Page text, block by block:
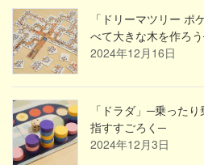
「ドリーマツリー
べて大きな木を作ろ
2024年12月16日
「ドラダ」─乗った
指すすごろく─
2024年12月3日